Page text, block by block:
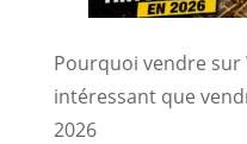
Pourquoi vendre
intéressant que
2026